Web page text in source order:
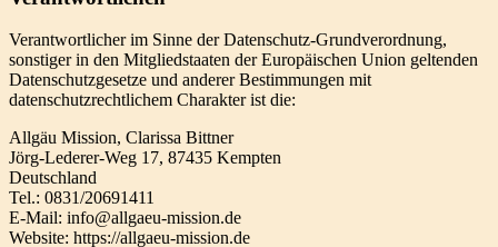
Verantwortlicher im Sinne der Datenschutz-Grundverordnung,
sonstiger in den Mitgliedstaaten der Europäischen Union geltenden
Datenschutzgesetze und anderer Bestimmungen mit
datenschutzrechtlichem Charakter ist die:
Allgäu Mission, Clarissa Bittner
Jörg-Lederer-Weg 17, 87435 Kempten
Deutschland
Tel.: 0831/20691411
E-Mail: info@allgaeu-mission.de
Website: https://allgaeu-mission.de